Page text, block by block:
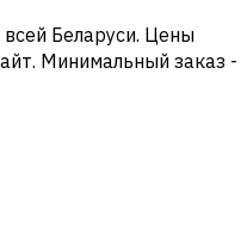
Беларуси. Цены
Минимальный заказ -